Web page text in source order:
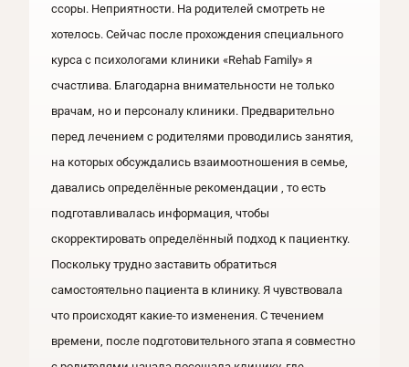
ссоры. Неприятности. На родителей смотреть не
хотелось. Сейчас после прохождения специального
курса с психологами клиники «Rehab Family» я
счастлива. Благодарна внимательности не только
врачам, но и персоналу клиники. Предварительно
перед лечением с родителями проводились занятия,
на которых обсуждались взаимоотношения в семье,
давались определённые рекомендации , то есть
подготавливалась информация, чтобы
скорректировать определённый подход к пациентку.
Поскольку трудно заставить обратиться
самостоятельно пациента в клинику. Я чувствовала
что происходят какие-то изменения. С течением
времени, после подготовительного этапа я совместно